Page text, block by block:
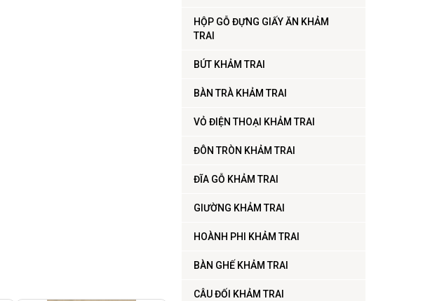
HỘP GỖ ĐỰNG GIẤY ĂN KHẢM
TRAI
BÚT KHẢM TRAI
BÀN TRÀ KHẢM TRAI
VỎ ĐIỆN THOẠI KHẢM TRAI
ĐÔN TRÒN KHẢM TRAI
ĐĨA GỖ KHẢM TRAI
GIƯỜNG KHẢM TRAI
HOÀNH PHI KHẢM TRAI
BÀN GHẾ KHẢM TRAI
CÂU ĐỐI KHẢM TRAI